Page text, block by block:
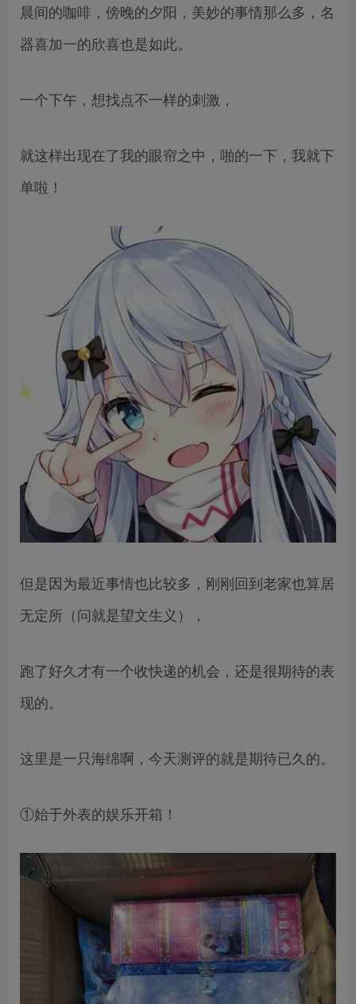
晨间的咖啡，傍晚的夕阳，美妙的事情那么多，名
器喜加一的欣喜也是如此。
一个下午，想找点不一样的刺激，
就这样出现在了我的眼帘之中，啪的一下，我就下
单啦！
但是因为最近事情也比较多，刚刚回到老家也算居
无定所（问就是望文生义），
跑了好久才有一个收快递的机会，还是很期待的表
现的。
这里是一只海绵啊，今天测评的就是期待已久的。
①始于外表的娱乐开箱！